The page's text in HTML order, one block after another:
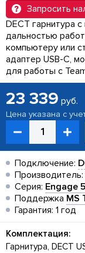
Запросить
DECT гарнитура
дальностью
компьютеру или
адаптер USB-C,
для работы с
23 339 руб.
Цена указана с
Подключение:
Производитель:
Серия: Engage
Поддержка MS
Гарантия: 1 год
Комплектация:
Гарнитура, DECT